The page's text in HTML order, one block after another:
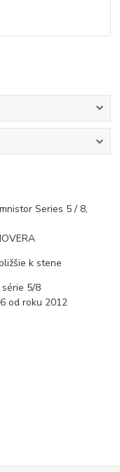
Series 5 / 8,
k stene
5/8
od roku 2012